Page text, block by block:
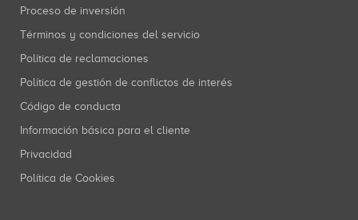
Proceso de inversión
Términos y condiciones del servicio
Política de reclamaciones
Política de gestión de conflictos de interés
Código de conducta
Información básica para el cliente
Privacidad
Política de Cookies